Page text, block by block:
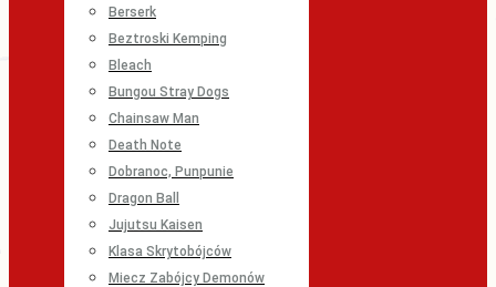
Berserk
Beztroski Kemping
Bleach
Bungou Stray Dogs
Chainsaw Man
Death Note
Dobranoc, Punpunie
Dragon Ball
Jujutsu Kaisen
Klasa Skrytobójców
Miecz Zabójcy Demonów